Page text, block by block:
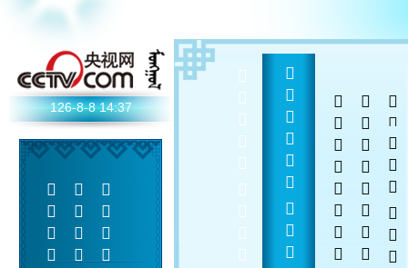
126-8-814:37
  